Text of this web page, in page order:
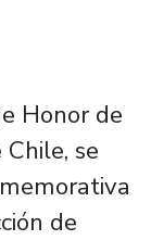
Honor de
se
de